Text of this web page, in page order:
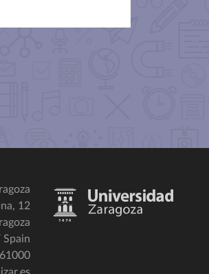
12
Spain